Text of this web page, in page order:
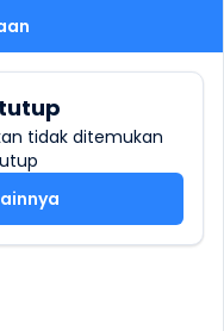
tidak ditemukan